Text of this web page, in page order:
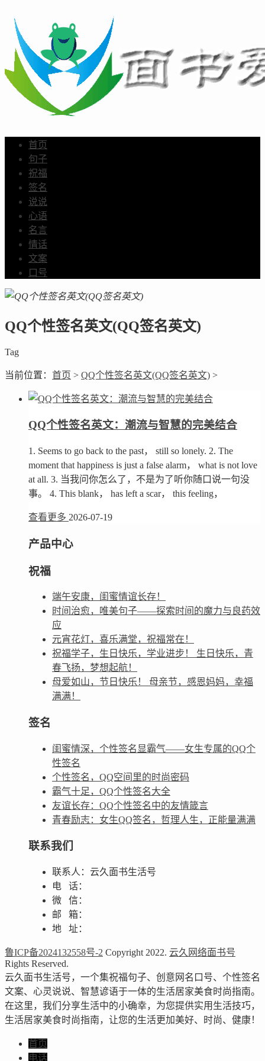
首页
句子
祝福
签名
说说
心语
名言
情话
文案
口号
QQ个性签名英文(QQ签名英文)
Tag
当前位置： 首页 > QQ个性签名英文(QQ签名英文) >
QQ个性签名英文：潮流与智慧的完美结合
1. Seems to go back to the past， still so lonely. 2. The
moment that happiness is just a false alarm， what is not love
at all. 3. 当我问你怎么了，不是为了听你随口说一句没
事。 4. This blank， has left a scar， this feeling，
查看更多 2026-07-19
产品中心
祝福
端午安康，闺蜜情谊长存！
时间治愈，唯美句子——探索时间的魔力与良药效
应
元宵花灯，喜乐满堂，祝福常在！
祝福学子，生日快乐，学业进步！ 生日快乐，青
春飞扬，梦想起航！
母爱如山，节日快乐！ 母亲节，感恩妈妈，幸福
满满！
签名
闺蜜情深，个性签名显霸气——女生专属的QQ个
性签名
个性签名，QQ空间里的时尚密码
霸气十足，QQ个性签名大全
友谊长存：QQ个性签名中的友情箴言
青春励志：女生QQ签名，哲理人生，正能量满满
联系我们
联系人：云久面书生活号
电 话：
微 信：
邮 箱：
地 址：
鲁ICP备2024132558号-2 Copyright 2022. 云久网络面书号
Rights Reserved.
云久面书生活号，一个集祝福句子、创意网名口号、个性签名
文案、心灵说说、智慧谚语于一体的生活居家美食时尚指南。
在这里，我们分享生活中的小确幸，为您提供实用生活技巧，
生活居家美食时尚指南，让您的生活更加美好、时尚、健康！
首页
电话